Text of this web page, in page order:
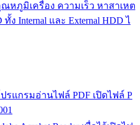
หภูมิเครื่อง ความเร็ว หาสาเหต
ง Internal และ External HDD ไ
ปรแกรมอ่านไฟล์ PDF เปิดไฟล์ P